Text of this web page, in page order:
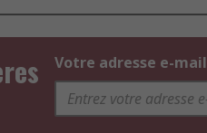
Votre adresse e-mail